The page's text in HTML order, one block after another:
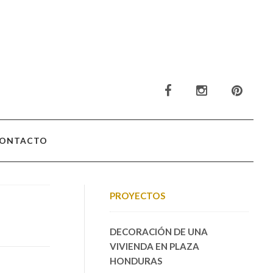
PROYECTOS
DECORACIÓN DE UNA
VIVIENDA EN PLAZA
HONDURAS